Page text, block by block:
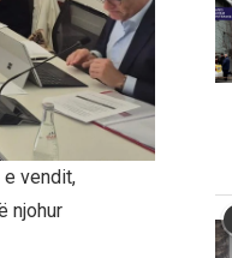
vendit,
njohur